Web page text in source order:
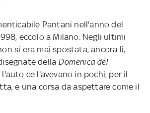
Pantani nell'anno del
eccolo a Milano. Negli ultimi
si era mai spostata, ancora lì,
della Domenica del
ce l'avevano in pochi, per il
e una corsa da aspettare come il